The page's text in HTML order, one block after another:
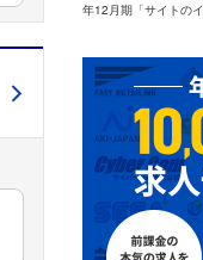
年12月期「サイトの